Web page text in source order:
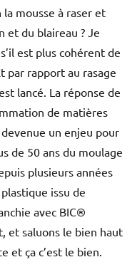
la mousse à raser et
et du blaireau ? Je
est plus cohérent de
par rapport au rasage
lancé. La réponse de
de matières
un enjeu pour
de 50 ans du moulage
plusieurs années
issu de
avec BIC®
et saluons le bien haut
et ça c’est le bien.